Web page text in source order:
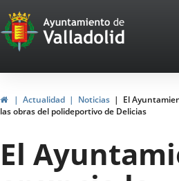
Portal
Web
del
Ayuntamiento
de
Valladolid
HomeActualidad Noticias
El
las obras del polideportivo de Delicias
El